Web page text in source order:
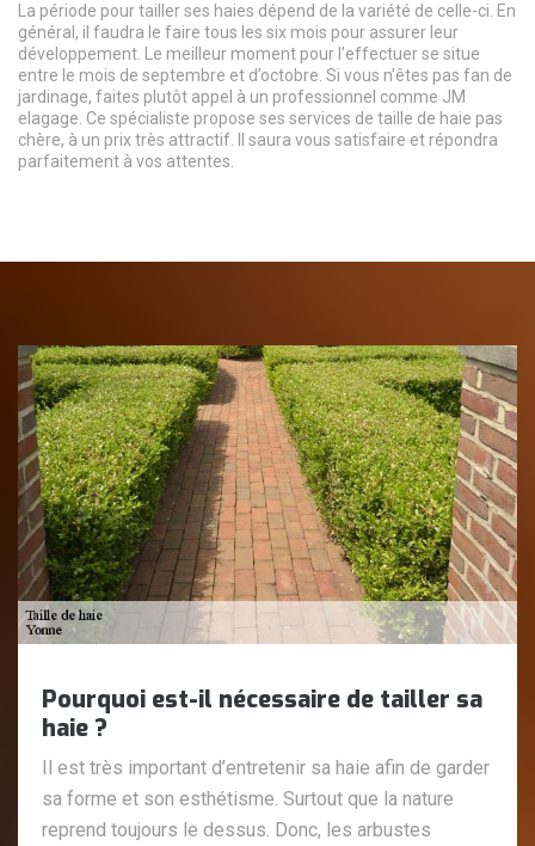
La période pour tailler ses haies dépend de la variété de celle-ci. En
général, il faudra le faire tous les six mois pour assurer leur
développement. Le meilleur moment pour l’effectuer se situe
entre le mois de septembre et d’octobre. Si vous n’êtes pas fan de
jardinage, faites plutôt appel à un professionnel comme JM
elagage. Ce spécialiste propose ses services de taille de haie pas
chère, à un prix très attractif. Il saura vous satisfaire et répondra
parfaitement à vos attentes.
Pourquoi est-il nécessaire de tailler sa
haie ?
Il est très important d’entretenir sa haie afin de garder
sa forme et son esthétisme. Surtout que la nature
reprend toujours le dessus. Donc, les arbustes